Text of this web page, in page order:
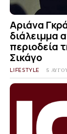
Αριάνα
διάλειμμα
περιοδεία
Σικάγο
LIFESTYLE 5